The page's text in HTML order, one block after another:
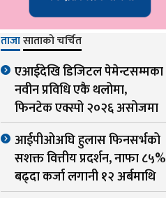
ताजासाताको चर्चित
एआईदेखि डिजिटल पेमेन्टसम्मका
नवीन प्रविधि एकै थलोमा,
फिनटेक एक्स्पो २०२६ असोजमा
आईपीओअघि हुलास फिनसर्भको
सशक्त वित्तीय प्रदर्शन, नाफा ८५%
बढ्दा कर्जा लगानी १२ अर्बमाथि